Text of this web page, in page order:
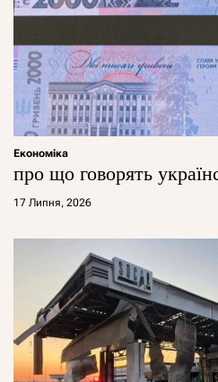
Економіка
про що говорять
17 Липня, 2026